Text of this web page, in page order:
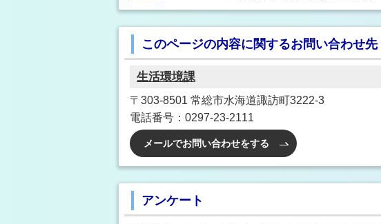
このページの内容に関するお問い合わせ先
生活環境課
〒303-8501 常総市水海道諏訪町3222-3
電話番号：0297-23-2111
メールでお問い合わせをする
アンケート